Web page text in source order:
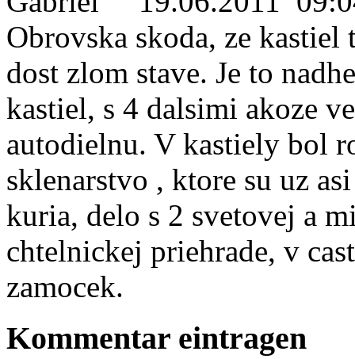
Obrovska skoda, ze
dost zlom stave. Je to
kastiel, s 4 dalsimi akoze
autodielnu. V kastiely bol
sklenarstvo , ktore su uz
kuria, delo s 2 svetovej a
chtelnickej priehrade, v
zamocek.
Kommentar eintragen